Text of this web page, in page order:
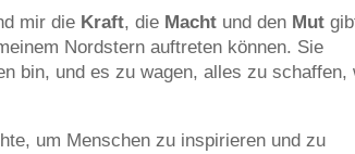
mir die Kraft, die Macht und den Mut
Nordstern auftreten können. Sie
bin, und es zu wagen, alles zu schaffen,
um Menschen zu inspirieren und zu